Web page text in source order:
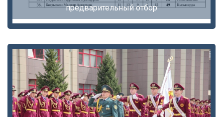
предварительный отбор